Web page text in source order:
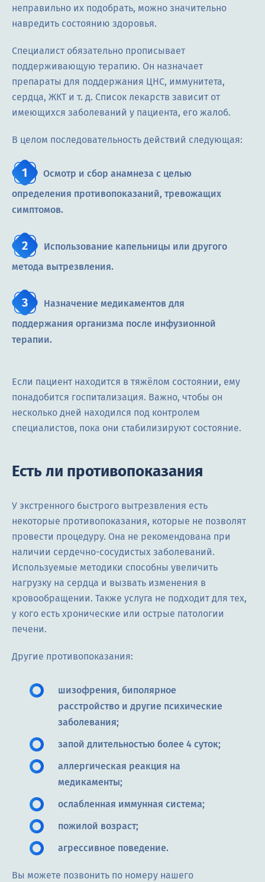
неправильно их подобрать, можно значительно
навредить состоянию здоровья.
Специалист обязательно прописывает
поддерживающую терапию. Он назначает
препараты для поддержания ЦНС, иммунитета,
сердца, ЖКТ и т. д. Список лекарств зависит от
имеющихся заболеваний у пациента, его жалоб.
В целом последовательность действий следующая:
Осмотр и сбор анамнеза с целью
определения противопоказаний, тревожащих
симптомов.
Использование капельницы или другого
метода вытрезвления.
Назначение медикаментов для
поддержания организма после инфузионной
терапии.
Если пациент находится в тяжёлом состоянии, ему
понадобится госпитализация. Важно, чтобы он
несколько дней находился под контролем
специалистов, пока они стабилизируют состояние.
Есть ли противопоказания
У экстренного быстрого вытрезвления есть
некоторые противопоказания, которые не позволят
провести процедуру. Она не рекомендована при
наличии сердечно-сосудистых заболеваний.
Используемые методики способны увеличить
нагрузку на сердца и вызвать изменения в
кровообращении. Также услуга не подходит для тех,
у кого есть хронические или острые патологии
печени.
Другие противопоказания:
шизофрения, биполярное
расстройство и другие психические
заболевания;
запой длительностью более 4 суток;
аллергическая реакция на
медикаменты;
ослабленная иммунная система;
пожилой возраст;
агрессивное поведение.
Вы можете позвонить по номеру нашего